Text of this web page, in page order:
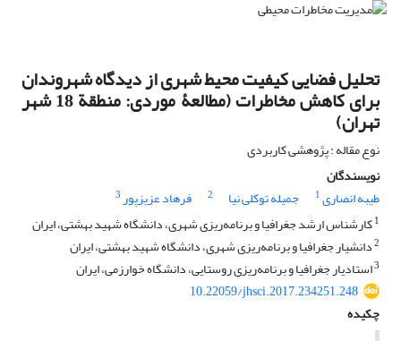
تحلیل فضایی کیفیت محیط شهری از دیدگاه شهروندان
برای کاهش مخاطرات (مطالعۀ موردی: منطقة 18 شهر
تهران)
نوع مقاله : پژوهشی کاربردی
نویسندگان
طیبه انصاری1 جمیله توکلی نیا 2 فرهاد عزیزپور3
1کارشناس ارشد جغرافیا و برنامه‌ریزی شهری، دانشگاه شهید بهشتی، ایران
2دانشیار جغرافیا و برنامه‌ریزی شهری، دانشگاه شهید بهشتی، ایران
3استادیار جغرافیا و برنامه‌ریزی روستایی، دانشگاه خوارزمی، ایران
10.22059/jhsci.2017.234251.248
چکیده